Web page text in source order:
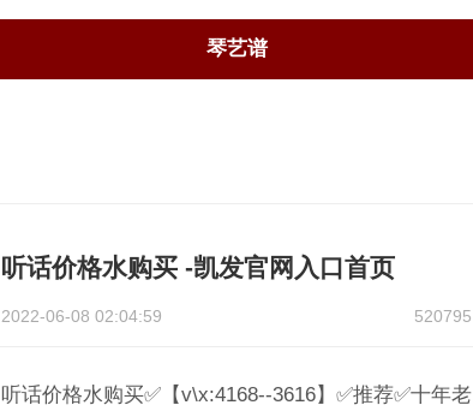
琴艺谱
听话价格水购买 -凯发官网入口首页
2022-06-08 02:04:59 520795
听话价格水购买✅【v\x:4168--3616】✅推荐✅十年老